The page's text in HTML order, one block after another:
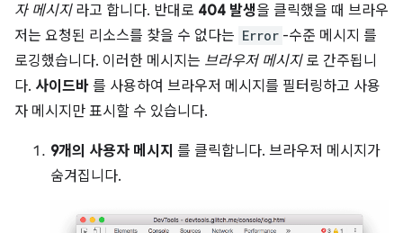
자 메시지라고 합니다. 반대로 404 발생을 클릭했을 때 브라우
저는 요청된 리소스를 찾을 수 없다는 Error -수준 메시지 를
로깅했습니다. 이러한 메시지는 브라우저 메시지로 간주됩니
다. 사이드바 를 사용하여 브라우저 메시지를 필터링하고 사용
자 메시지만 표시할 수 있습니다.
9개의 사용자 메시지 를 클릭합니다. 브라우저 메시지가
숨겨집니다.